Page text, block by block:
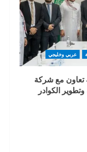
عربي وخليجي
تعاون مع شركة
الكوادر